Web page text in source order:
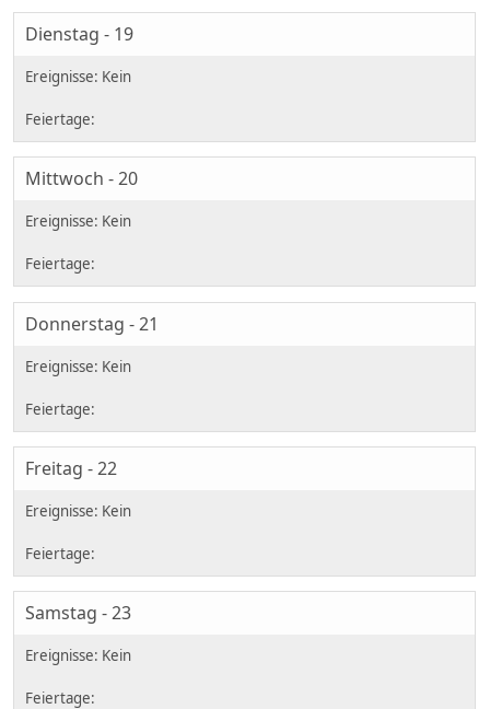
Dienstag - 19
Mittwoch - 20
Donnerstag - 21
Freitag - 22
Samstag - 23